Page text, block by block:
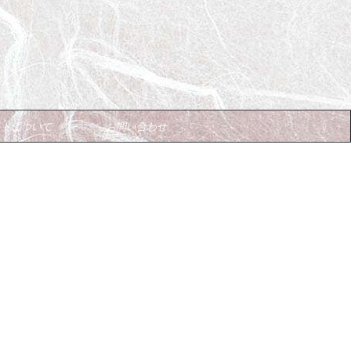
について お問い合わせ